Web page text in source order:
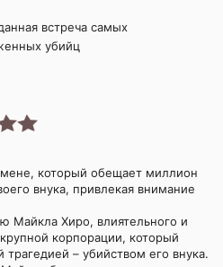
встреча самых
убийц
который обещает миллион
внука, привлекая внимание
Майкла Хиро, влиятельного и
корпорации, который
– убийством его внука.